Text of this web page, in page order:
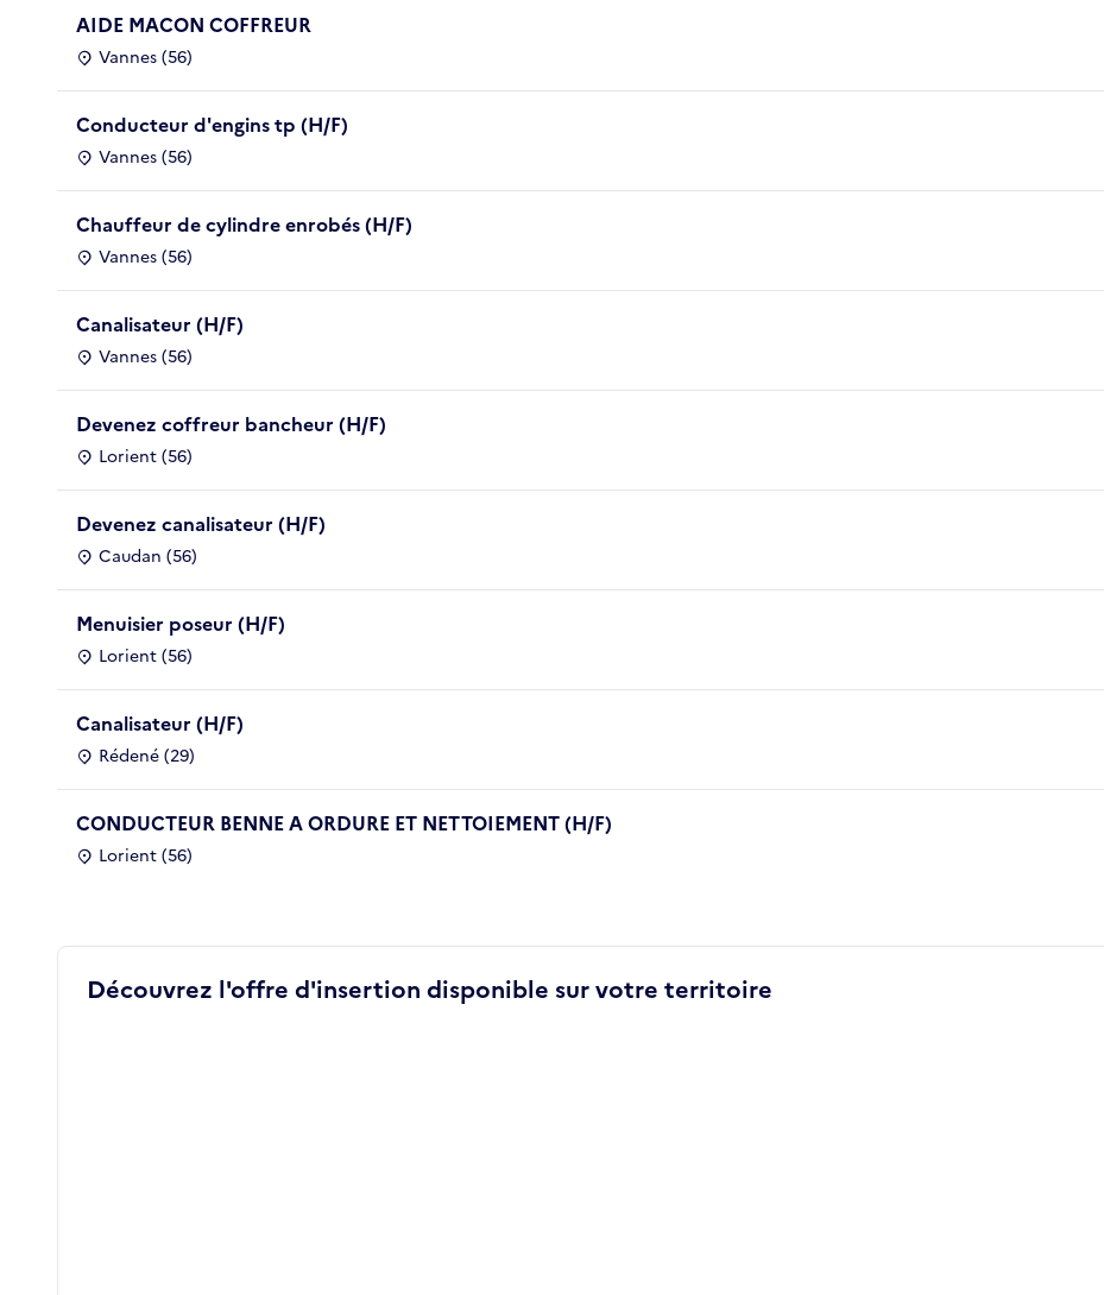
AIDE MACON COFFREUR
Vannes (56)
Conducteur d'engins tp (H/F)
Vannes (56)
Chauffeur de cylindre enrobés (H/F)
Vannes (56)
Canalisateur (H/F)
Vannes (56)
Devenez coffreur bancheur (H/F)
Lorient (56)
Devenez canalisateur (H/F)
Caudan (56)
Menuisier poseur (H/F)
Lorient (56)
Canalisateur (H/F)
Rédené (29)
CONDUCTEUR BENNE A ORDURE ET NETTOIEMENT (H/F)
Lorient (56)
Découvrez l'offre d'insertion disponible sur votre territoire